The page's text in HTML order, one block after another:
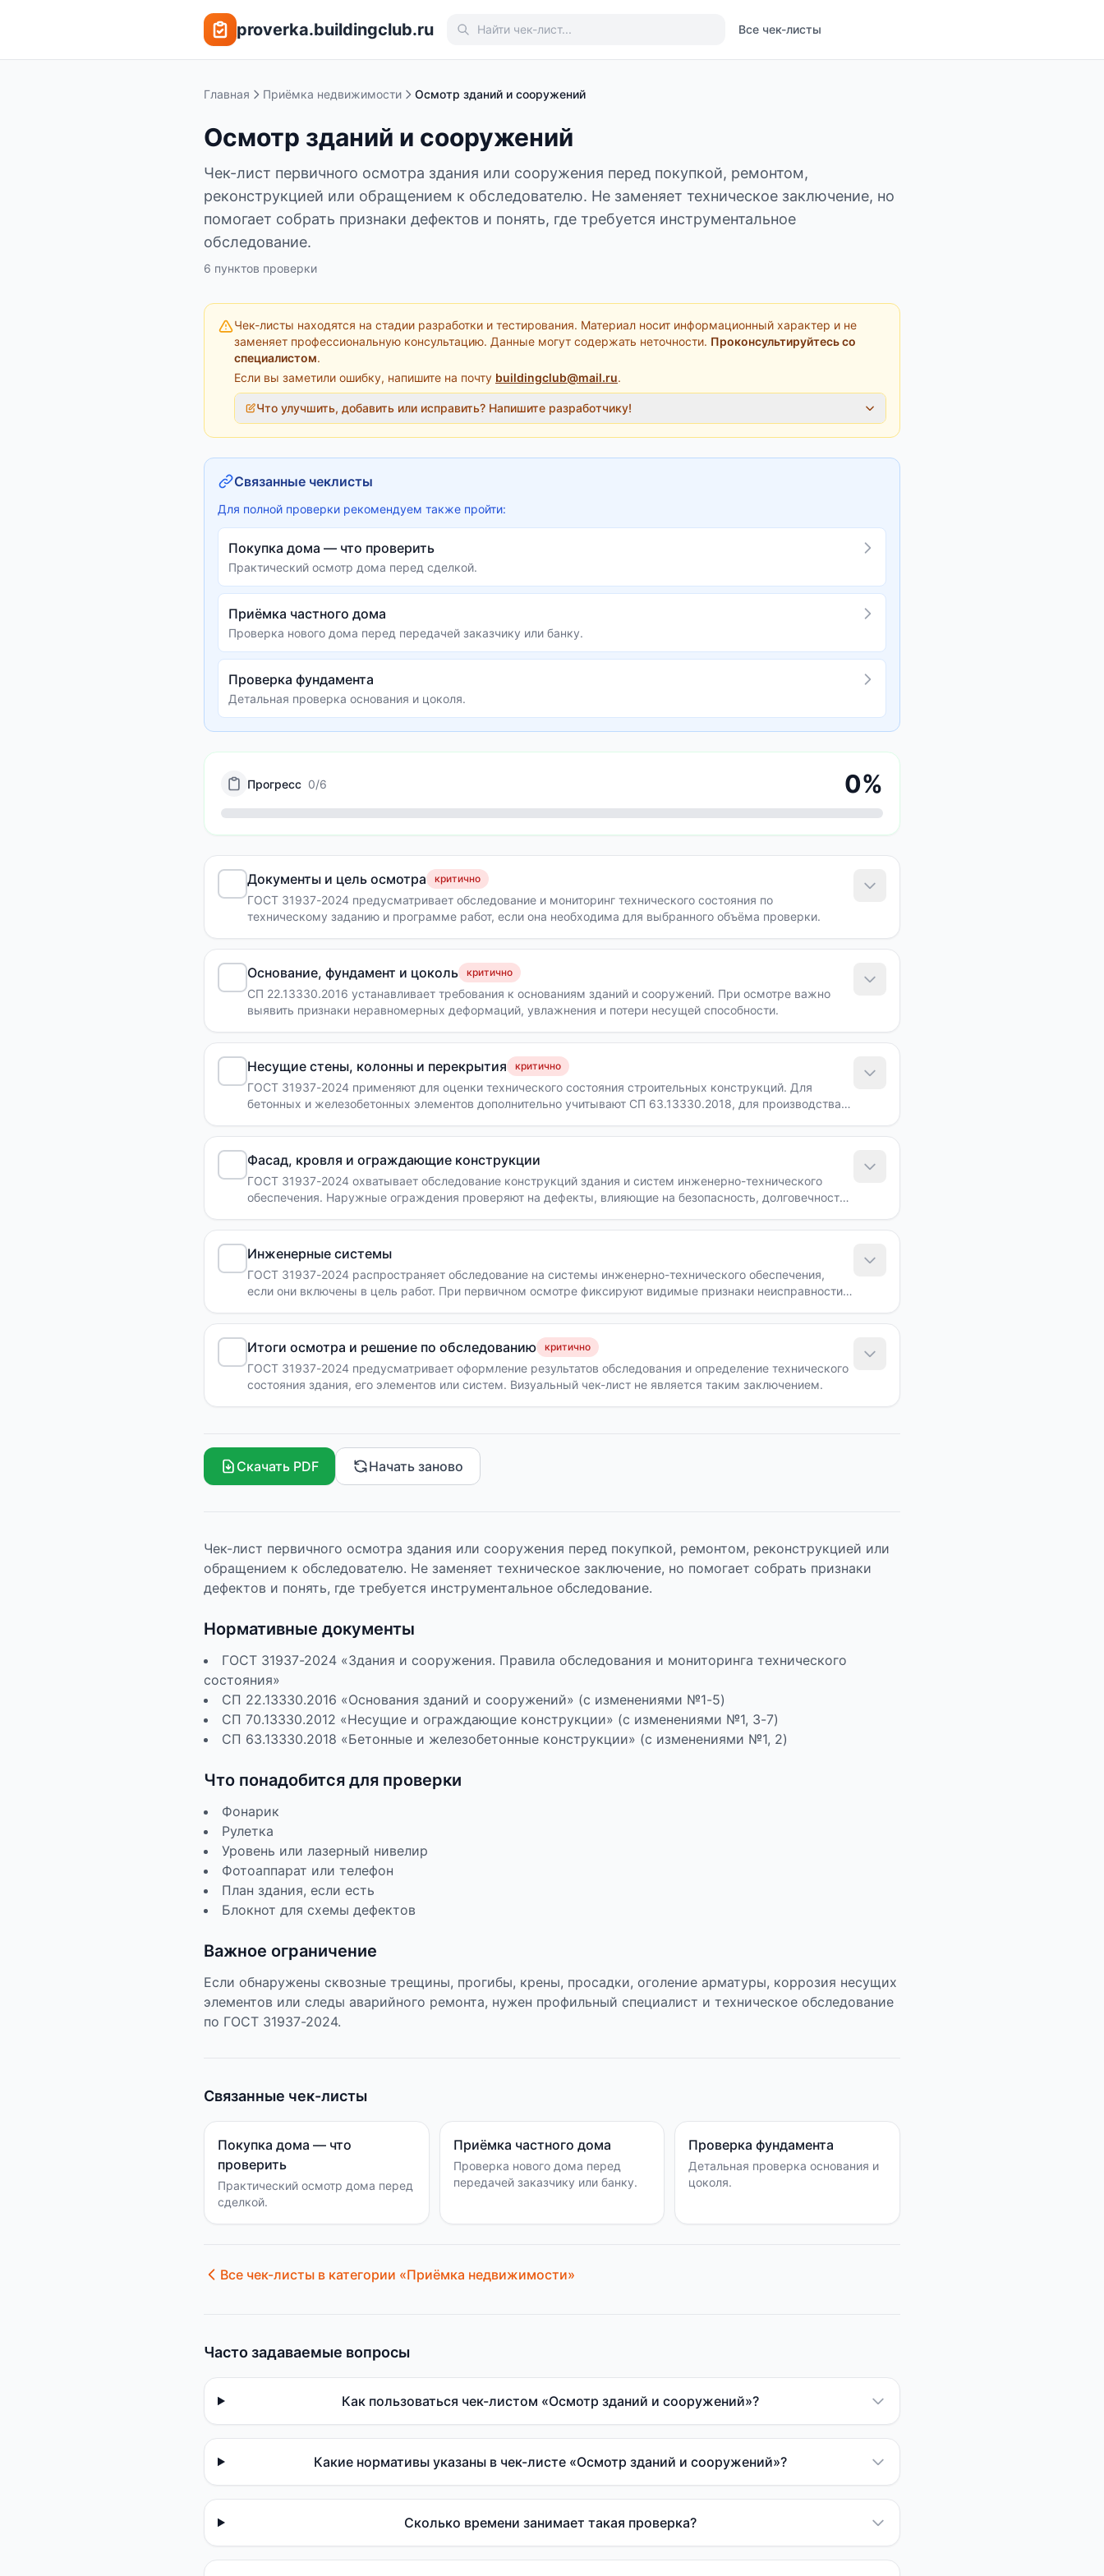
proverka.buildingclub.ru Все чек-листы
Главная Приёмка недвижимости Осмотр зданий и сооружений
Осмотр зданий и сооружений
Чек-лист первичного осмотра здания или сооружения перед покупкой, ремонтом,
реконструкцией или обращением к обследователю. Не заменяет техническое заключение, но
помогает собрать признаки дефектов и понять, где требуется инструментальное
обследование.
6 пунктов проверки
Чек-листы находятся на стадии разработки и тестирования. Материал носит информационный характер и не
заменяет профессиональную консультацию. Данные могут содержать неточности. Проконсультируйтесь со
специалистом.
Если вы заметили ошибку, напишите на почту buildingclub@mail.ru.
Что улучшить, добавить или исправить? Напишите разработчику!
Связанные чеклисты
Для полной проверки рекомендуем также пройти:
Покупка дома — что проверить
Практический осмотр дома перед сделкой.
Приёмка частного дома
Проверка нового дома перед передачей заказчику или банку.
Проверка фундамента
Детальная проверка основания и цоколя.
Прогресс 0/6 0%
Документы и цель осмотра критично
ГОСТ 31937-2024 предусматривает обследование и мониторинг технического состояния по
техническому заданию и программе работ, если она необходима для выбранного объёма проверки.
Основание, фундамент и цоколь критично
СП 22.13330.2016 устанавливает требования к основаниям зданий и сооружений. При осмотре важно
выявить признаки неравномерных деформаций, увлажнения и потери несущей способности.
Несущие стены, колонны и перекрытия критично
ГОСТ 31937-2024 применяют для оценки технического состояния строительных конструкций. Для
бетонных и железобетонных элементов дополнительно учитывают СП 63.13330.2018, для производства и
Фасад, кровля и ограждающие конструкции
ГОСТ 31937-2024 охватывает обследование конструкций здания и систем инженерно-технического
обеспечения. Наружные ограждения проверяют на дефекты, влияющие на безопасность, долговечность
Инженерные системы
ГОСТ 31937-2024 распространяет обследование на системы инженерно-технического обеспечения,
если они включены в цель работ. При первичном осмотре фиксируют видимые признаки неисправности и
Итоги осмотра и решение по обследованию критично
ГОСТ 31937-2024 предусматривает оформление результатов обследования и определение технического
состояния здания, его элементов или систем. Визуальный чек-лист не является таким заключением.
Скачать PDF Начать заново
Чек-лист первичного осмотра здания или сооружения перед покупкой, ремонтом, реконструкцией или
обращением к обследователю. Не заменяет техническое заключение, но помогает собрать признаки
дефектов и понять, где требуется инструментальное обследование.
Нормативные документы
ГОСТ 31937-2024 «Здания и сооружения. Правила обследования и мониторинга технического
состояния»
СП 22.13330.2016 «Основания зданий и сооружений» (с изменениями №1-5)
СП 70.13330.2012 «Несущие и ограждающие конструкции» (с изменениями №1, 3-7)
СП 63.13330.2018 «Бетонные и железобетонные конструкции» (с изменениями №1, 2)
Что понадобится для проверки
Фонарик
Рулетка
Уровень или лазерный нивелир
Фотоаппарат или телефон
План здания, если есть
Блокнот для схемы дефектов
Важное ограничение
Если обнаружены сквозные трещины, прогибы, крены, просадки, оголение арматуры, коррозия несущих
элементов или следы аварийного ремонта, нужен профильный специалист и техническое обследование
по ГОСТ 31937-2024.
Связанные чек-листы
Покупка дома — что
проверить
Практический осмотр дома перед
сделкой.
Приёмка частного дома
Проверка нового дома перед
передачей заказчику или банку.
Проверка фундамента
Детальная проверка основания и
цоколя.
Все чек-листы в категории «Приёмка недвижимости»
Часто задаваемые вопросы
Как пользоваться чек-листом «Осмотр зданий и сооружений»?
Какие нормативы указаны в чек-листе «Осмотр зданий и сооружений»?
Сколько времени занимает такая проверка?